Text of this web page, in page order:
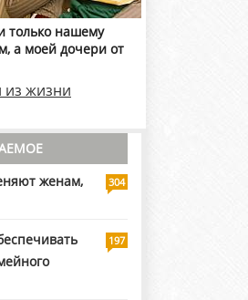
только нашему
а моей дочери от
из жизни
женам,
304
197